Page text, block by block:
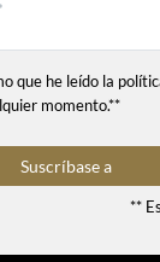
que he leído la
momento.**
Suscríbase a
**